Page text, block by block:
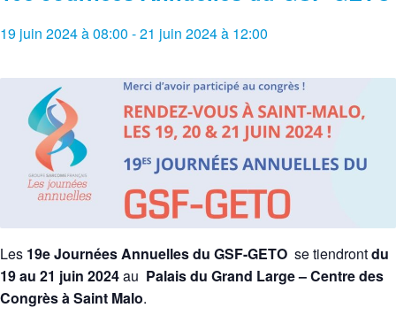
19 juin 2024 à 08:00 -21 juin 2024 à 12:00
Les 19e Journées Annuelles du GSF-GETO se tiendrontdu
19 au 21 juin 2024au Palais du Grand Large –Centre des
Congrèsà Saint Malo.